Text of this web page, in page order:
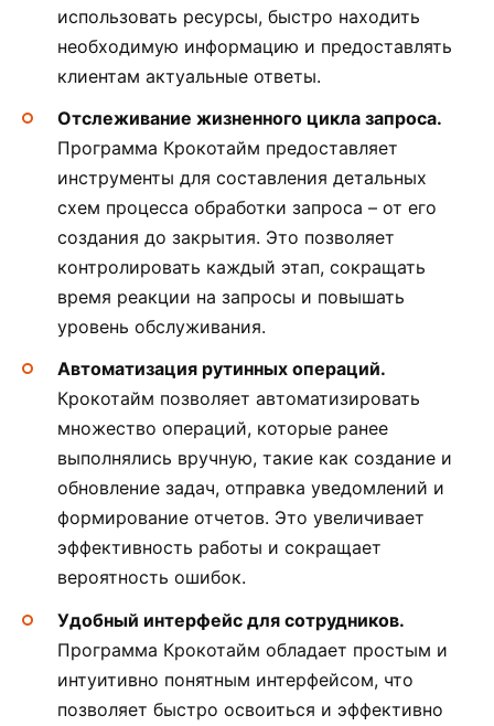
использовать ресурсы, быстро находить
необходимую информацию и предоставлять
клиентам актуальные ответы.
Отслеживание жизненного цикла запроса.
Программа Крокотайм предоставляет
инструменты для составления детальных
схем процесса обработки запроса – от его
создания до закрытия. Это позволяет
контролировать каждый этап, сокращать
время реакции на запросы и повышать
уровень обслуживания.
Автоматизация рутинных операций.
Крокотайм позволяет автоматизировать
множество операций, которые ранее
выполнялись вручную, такие как создание и
обновление задач, отправка уведомлений и
формирование отчетов. Это увеличивает
эффективность работы и сокращает
вероятность ошибок.
Удобный интерфейс для сотрудников.
Программа Крокотайм обладает простым и
интуитивно понятным интерфейсом, что
позволяет быстро освоиться и эффективно